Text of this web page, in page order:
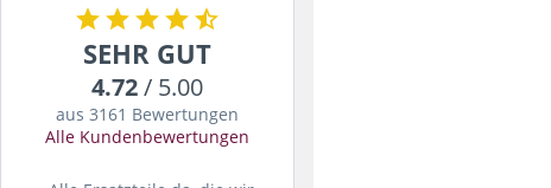
SEHR GUT
4.72/ 5.00
aus 3161 Bewertungen
Alle Kundenbewertungen